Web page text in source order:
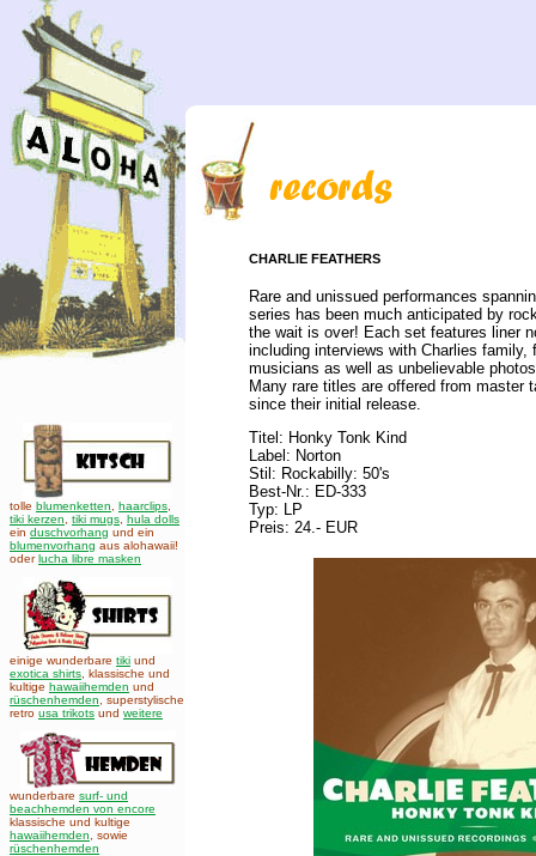
tolle blumenketten haarclips
tiki kerzen
tiki mugs hula dolls
ein duschvorhang und ein
blumenvorhang aus alohawaii!
oderlucha libre masken
einige wunderbare tiki und
exotica shirts , klassische und
kultige hawaiihemden und
rüschenhemden , superstylische
retro usa trikots und weitere
wunderbare surf- und
beachhemden von encore
klassische und kultige
hawaiihemden
sowie
rüschenhemden
CHARLIE FEATHERS
Rare and unissued performances
series has been much anticipated by
the wait is over! Each set features liner
including interviews with Charlies family,
musicians as well as unbelievable
Many rare titles are offered from master
since their initial release.
Titel: Honky Tonk Kind
Label: Norton
Stil: Rockabilly: 50's
Best-Nr.: ED-333
Typ: LP
Preis: 24.- EUR